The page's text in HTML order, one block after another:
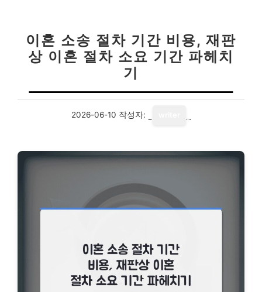
이혼 소송 절차 기간 비용, 재판
상 이혼 절차 소요 기간 파헤치
기
2026-06-10 작성자: